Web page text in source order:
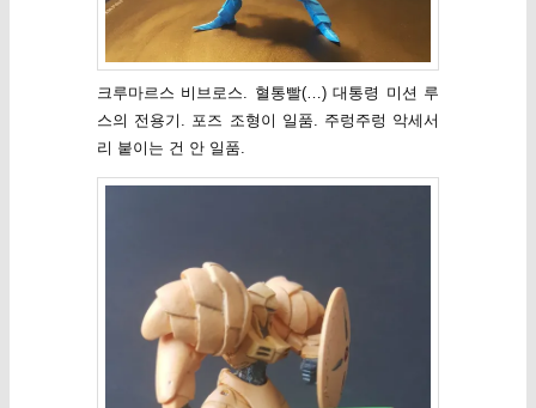
크루마르스 비브로스. 혈통빨(…) 대통령 미션 루
스의 전용기. 포즈 조형이 일품. 주렁주렁 악세서
리 붙이는 건 안 일품.